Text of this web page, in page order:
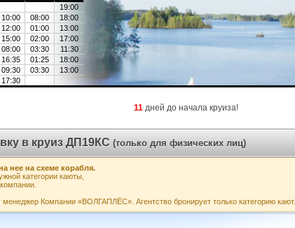
19:00
10:00 08:00
18:00
12:00 01:00
13:00
15:00 02:00
17:00
08:00 03:30
11:30
16:35 01:25
18:00
09:30 03:30
13:00
17:30
11 дней до начала круиза!
в круиз ДП19КС (только для физических лиц)
нее на схеме корабля.
категории каюты,
Компании «ВОЛГАПЛЁС». Агентство бронирует только категорию кают.